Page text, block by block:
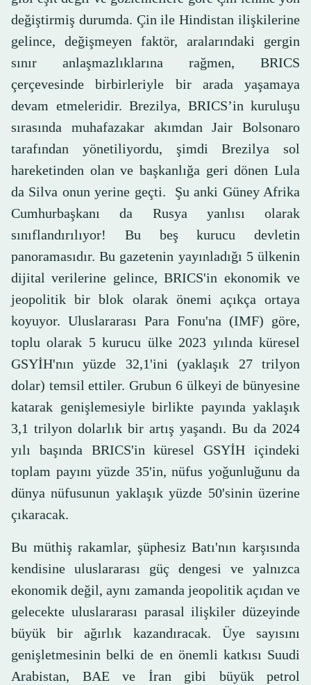
değiştirmiş durumda. Çin ile Hindistan ilişkilerine
gelince, değişmeyen faktör, aralarındaki gergin
sınır anlaşmazlıklarına rağmen, BRICS
çerçevesinde birbirleriyle bir arada yaşamaya
devam etmeleridir. Brezilya, BRICS’in kuruluşu
sırasında muhafazakar akımdan Jair Bolsonaro
tarafından yönetiliyordu, şimdi Brezilya sol
hareketinden olan ve başkanlığa geri dönen Lula
da Silva onun yerine geçti. Şu anki Güney Afrika
Cumhurbaşkanı da Rusya yanlısı olarak
sınıflandırılıyor! Bu beş kurucu devletin
panoramasıdır. Bu gazetenin yayınladığı 5 ülkenin
dijital verilerine gelince, BRICS'in ekonomik ve
jeopolitik bir blok olarak önemi açıkça ortaya
koyuyor. Uluslararası Para Fonu'na (IMF) göre,
toplu olarak 5 kurucu ülke 2023 yılında küresel
GSYİH'nın yüzde 32,1'ini (yaklaşık 27 trilyon
dolar) temsil ettiler. Grubun 6 ülkeyi de bünyesine
katarak genişlemesiyle birlikte payında yaklaşık
3,1 trilyon dolarlık bir artış yaşandı. Bu da 2024
yılı başında BRICS'in küresel GSYİH içindeki
toplam payını yüzde 35'in, nüfus yoğunluğunu da
dünya nüfusunun yaklaşık yüzde 50'sinin üzerine
çıkaracak.
Bu müthiş rakamlar, şüphesiz Batı'nın karşısında
kendisine uluslararası güç dengesi ve yalnızca
ekonomik değil, aynı zamanda jeopolitik açıdan ve
gelecekte uluslararası parasal ilişkiler düzeyinde
büyük bir ağırlık kazandıracak. Üye sayısını
genişletmesinin belki de en önemli katkısı Suudi
Arabistan, BAE ve İran gibi büyük petrol